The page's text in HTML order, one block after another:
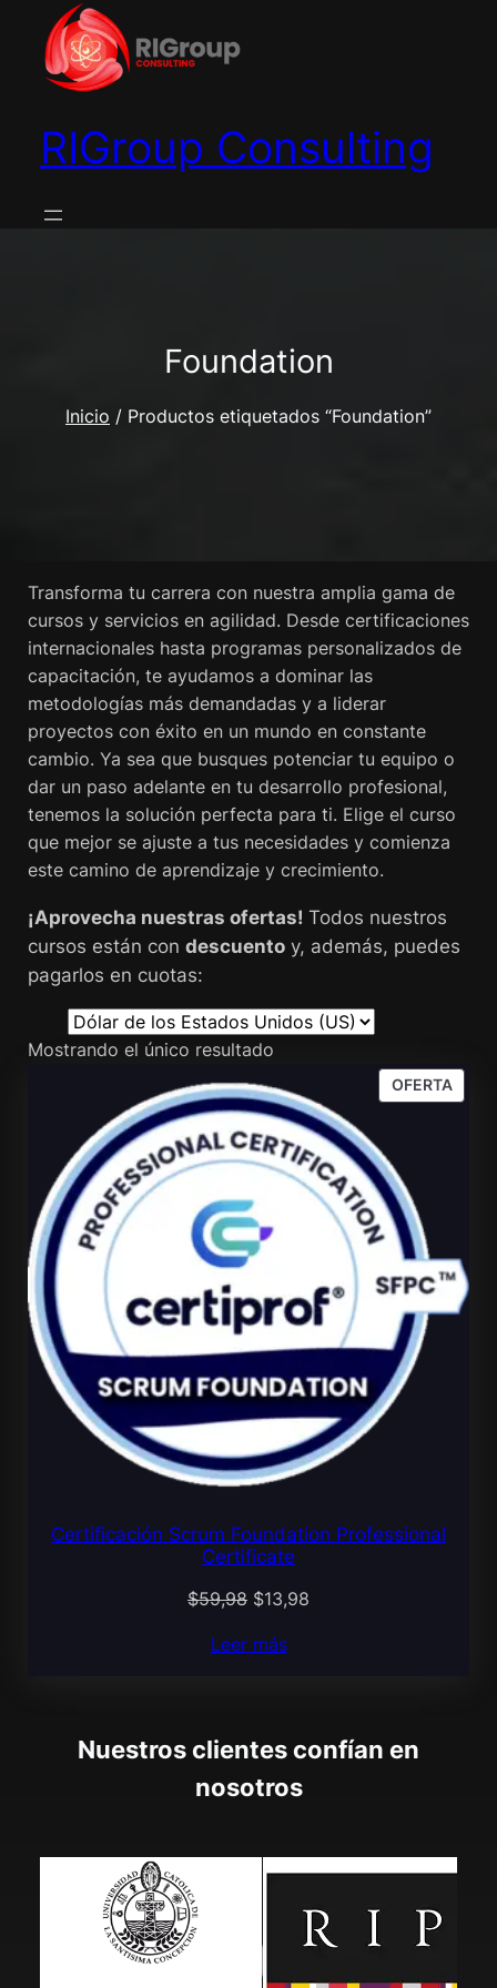
contenido
RIGroup Consulting
Foundation
Inicio / Productos etiquetados “Foundation”
Transforma tu carrera con nuestra amplia gama de
cursos y servicios en agilidad. Desde certificaciones
internacionales hasta programas personalizados de
capacitación, te ayudamos a dominar las
metodologías más demandadas y a liderar
proyectos con éxito en un mundo en constante
cambio. Ya sea que busques potenciar tu equipo o
dar un paso adelante en tu desarrollo profesional,
tenemos la solución perfecta para ti. Elige el curso
que mejor se ajuste a tus necesidades y comienza
este camino de aprendizaje y crecimiento.
¡Aprovecha nuestras ofertas! Todos nuestros
cursos están con descuento y, además, puedes
pagarlos en cuotas:
Mostrando el único resultado
OFERTA
EN
Certificación Scrum Foundation Professional
Certificate
$59,98 El
original
$13,98
Leer más
Nuestros clientes confían en
nosotros